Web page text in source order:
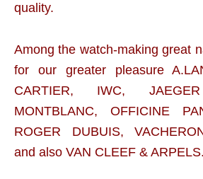
quality.
Among the watch-making great
for our greater pleasure
CARTIER, IWC, JAEGER
MONTBLANC, OFFICINE
ROGER DUBUIS,
and also VAN CLEEF & ARPELS.